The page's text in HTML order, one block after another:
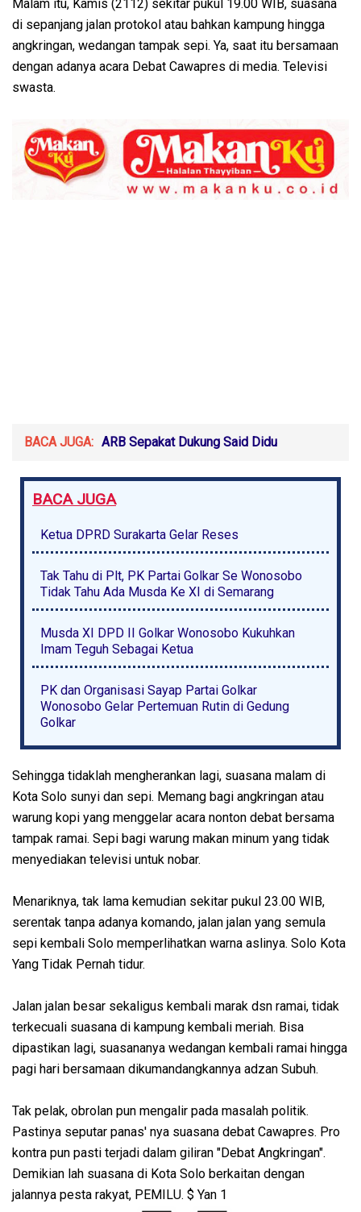
Malam itu, Kamis (2112) sekitar pukul 19.00 WIB, suasana
di sepanjang jalan protokol atau bahkan kampung hingga
angkringan, wedangan tampak sepi. Ya, saat itu bersamaan
dengan adanya acara Debat Cawapres di media. Televisi
swasta.
BACA JUGA: ARB Sepakat Dukung Said Didu
BACA JUGA
Ketua DPRD Surakarta Gelar Reses
Tak Tahu di Plt, PK Partai Golkar Se Wonosobo
Tidak Tahu Ada Musda Ke XI di Semarang
Musda XI DPD II Golkar Wonosobo Kukuhkan
Imam Teguh Sebagai Ketua
PK dan Organisasi Sayap Partai Golkar
Wonosobo Gelar Pertemuan Rutin di Gedung
Golkar
Sehingga tidaklah mengherankan lagi, suasana malam di
Kota Solo sunyi dan sepi. Memang bagi angkringan atau
warung kopi yang menggelar acara nonton debat bersama
tampak ramai. Sepi bagi warung makan minum yang tidak
menyediakan televisi untuk nobar.
Menariknya, tak lama kemudian sekitar pukul 23.00 WIB,
serentak tanpa adanya komando, jalan jalan yang semula
sepi kembali Solo memperlihatkan warna aslinya. Solo Kota
Yang Tidak Pernah tidur.
Jalan jalan besar sekaligus kembali marak dsn ramai, tidak
terkecuali suasana di kampung kembali meriah. Bisa
dipastikan lagi, suasananya wedangan kembali ramai hingga
pagi hari bersamaan dikumandangkannya adzan Subuh.
Tak pelak, obrolan pun mengalir pada masalah politik.
Pastinya seputar panas' nya suasana debat Cawapres. Pro
kontra pun pasti terjadi dalam giliran "Debat Angkringan".
Demikian lah suasana di Kota Solo berkaitan dengan
jalannya pesta rakyat, PEMILU. $ Yan 1